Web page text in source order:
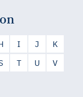
I J
K
T U
V